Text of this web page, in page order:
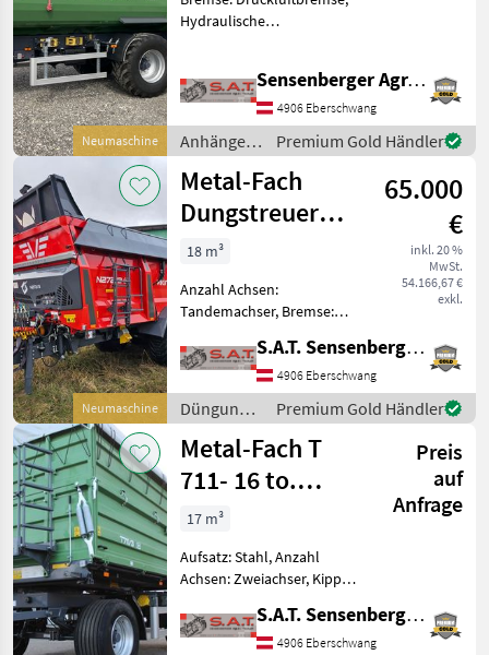
Neumaschine
Hydraulische
Rückwand, Lenkachse,
Hydraulischer Stützfuß
Metalfach Muldenkipper T
935/1 -Gesamtlänge/G
Sensenberger Agrar-Technik
4906 Eberschwang
Anhänger /
Metal-Fach
Premium Gold Händler
Neumaschine
Metal-Fach
Dungstreuer
Viking 272/3-
20tonnen-NEU
65.000
€
inkl. 20 %
MwSt.
54.166,67 €
exkl.
18 m³
Anzahl Achsen:
Tandemachser, Bremse:
Hydraulischer Vorschub
Neuer Metallfach
Dungstreuer Viking 272/3 -
Sofort verfügbar! -Geeignet
für Kalk-
S.A.T. Sensenberger Agrar-Technik
4906 Eberschwang
Düngung
und
Beregnung
/ Metal-
Fach
Premium Gold Händler
Metal-Fach T
711- 16 to.
Zweiachskipper-
NEU
Preis
auf
Anfrage
17 m³
Aufsatz: Stahl, Anzahl
Achsen: Zweiachser, Kipper-
Bremse: Druckluftbremse,
Plane Neuer Metal-Fach
S.A.T. Sensenberger Agrar-Technik
4906 Eberschwang